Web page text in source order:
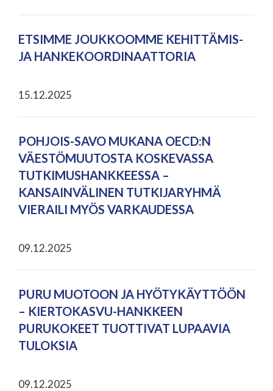
ETSIMME JOUKKOOMME KEHITTÄMIS-
JA HANKEKOORDINAATTORIA
15.12.2025
POHJOIS-SAVO MUKANA OECD:N
VÄESTÖMUUTOSTA KOSKEVASSA
TUTKIMUSHANKKEESSA –
KANSAINVÄLINEN TUTKIJARYHMÄ
VIERAILI MYÖS VARKAUDESSA
09.12.2025
PURU MUOTOON JA HYÖTYKÄYTTÖÖN
– KIERTOKASVU-HANKKEEN
PURUKOKEET TUOTTIVAT LUPAAVIA
TULOKSIA
09.12.2025